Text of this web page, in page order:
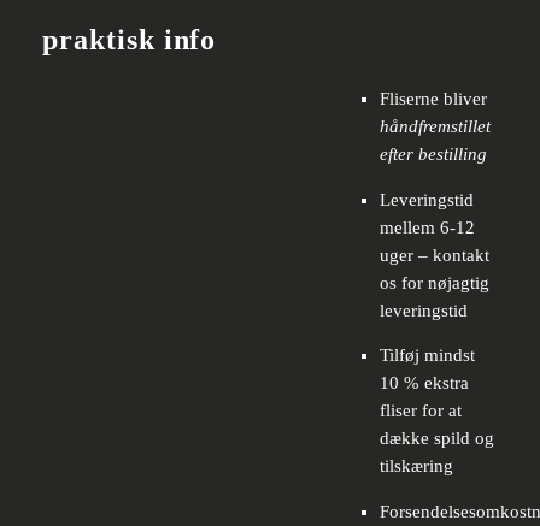
praktisk info
Fliserne bliver
håndfremstillet
efter bestilling
Leveringstid
mellem 6-12
uger – kontakt
os for nøjagtig
leveringstid
Tilføj mindst
10 % ekstra
fliser for at
dække spild og
tilskæring